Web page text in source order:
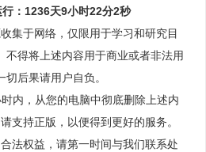
行：1236天9小时22分3秒
集于网络，仅限用于学习和研究目
不得将上述内容用于商业或者非法用
切后果请用户自负。
内，从您的电脑中彻底删除上述内
支持正版，以便得到更好的服务。
法权益，请第一时间与我们联系处